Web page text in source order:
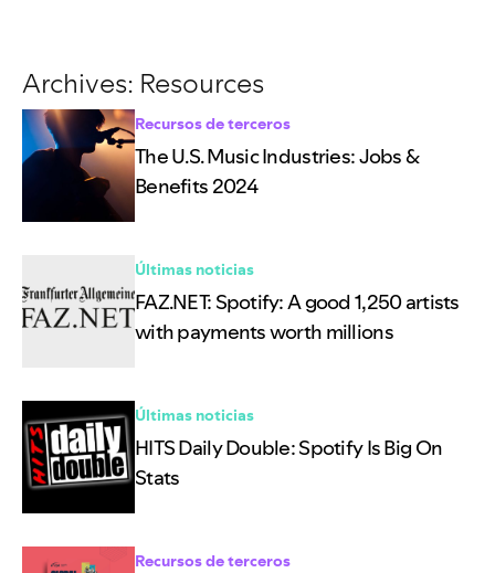
Archives: Resources
Recursos de terceros
The U.S. Music Industries: Jobs &
Benefits 2024
Últimas noticias
FAZ.NET: Spotify: A good 1,250 artists
with payments worth millions
Últimas noticias
HITS Daily Double: Spotify Is Big On
Stats
Recursos de terceros